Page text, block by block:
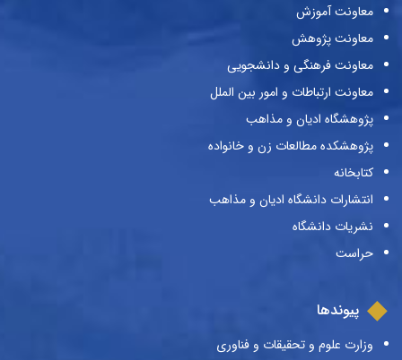
معاونت آموزش
معاونت پژوهش
معاونت فرهنگی و دانشجویی
معاونت ارتباطات و امور بین الملل
پژوهشگاه ادیان و مذاهب
پژوهشکده مطالعات زن و خانواده
کتابخانه
انتشارات دانشگاه ادیان و مذاهب
نشریات دانشگاه
حراست
پیوندها
وزارت علوم و تحقیقات و فناوری